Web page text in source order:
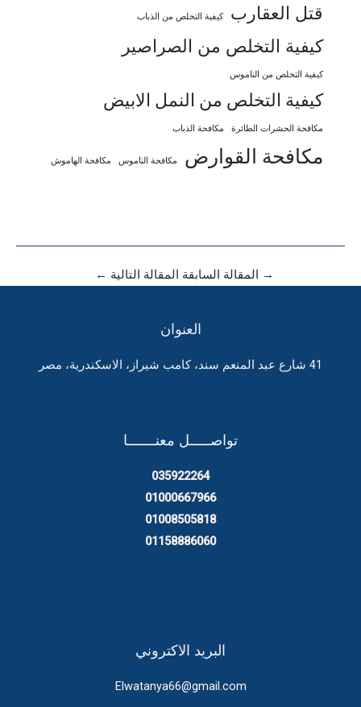
قتل العقارب كيفية التخلص من الذباب
كيفية التخلص من الصراصير
كيفية التخلص من الناموس
كيفية التخلص من النمل الابيض
مكافحة الحشرات الطائرة مكافحة الذباب
مكافحة القوارض مكافحة الناموس مكافحة الهاموش
→ المقالة السابقة المقالة التالية ←
العنوان
41 شارع عبد المنعم سند، كامب شيراز، الاسكندرية، مصر
تواصـــــل معنـــــــا
035922264
01000667966
01008505818
01158886060
البريد الاكتروني
Elwatanya66@gmail.com